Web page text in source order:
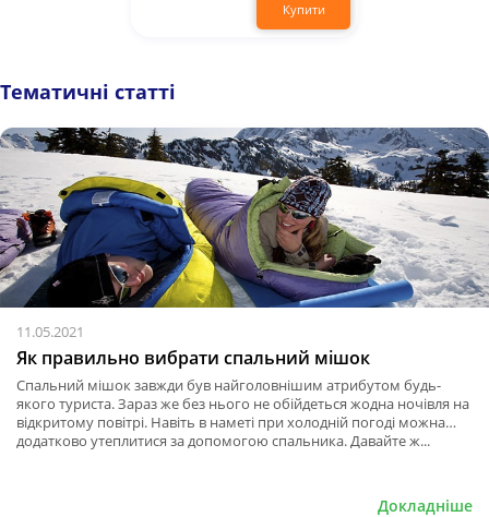
Купити
Тематичні статті
11.05.2021
Як правильно вибрати спальний мішок
Спальний мішок завжди був найголовнішим атрибутом будь-
якого туриста. Зараз же без нього не обійдеться жодна ночівля на
відкритому повітрі. Навіть в наметі при холодній погоді можна
додатково утеплитися за допомогою спальника. Давайте ж...
Докладніше